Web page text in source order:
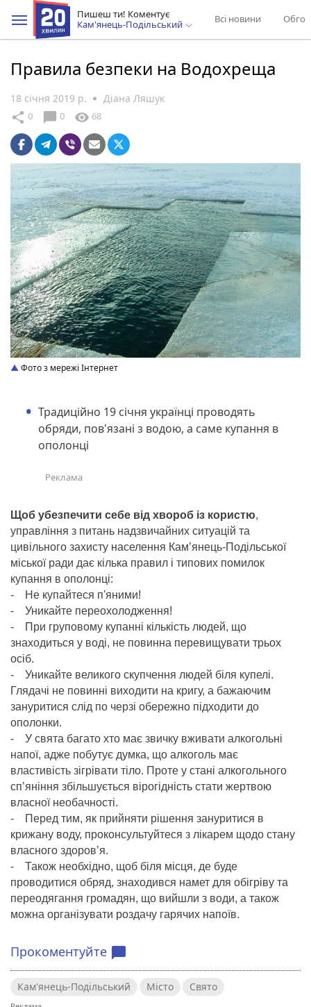
Пишеш ти! Коментує
Кам'янець-Подільський
Всі новини
Правила безпеки на Водохреща
18 січня 2019 р. Діана Ляшук
share 0 chat_bubble 0 visibility 68
Фото з мережі Інтернет
Традиційно 19 січня українці проводять
обряди, пов'язані з водою, а саме купання в
ополонці
Щоб убезпечити себе від хвороб із користю,
управління з питань надзвичайних ситуацій та
цивільного захисту населення Кам’янець-Подільської
міської ради дає кілька правил і типових помилок
купання в ополонці:
- Не купайтеся п'яними!
- Уникайте переохолодження!
- При груповому купанні кількість людей, що
знаходиться у воді, не повинна перевищувати трьох
осіб.
- Уникайте великого скупчення людей біля купелі.
Глядачі не повинні виходити на кригу, а бажаючим
зануритися слід по черзі обережно підходити до
ополонки.
- У свята багато хто має звичку вживати алкогольні
напої, адже побутує думка, що алкоголь має
властивість зігрівати тіло. Проте у стані алкогольного
сп’яніння збільшується вірогідність стати жертвою
власної необачності.
- Перед тим, як прийняти рішення зануритися в
крижану воду, проконсультуйтеся з лікарем щодо стану
власного здоров’я.
- Також необхідно, щоб біля місця, де буде
проводитися обряд, знаходився намет для обігріву та
переодягання громадян, що вийшли з води, а також
можна організувати роздачу гарячих напоїв.
Прокоментуйте chat_bubble
Кам'янець-Подільський Місто Свято